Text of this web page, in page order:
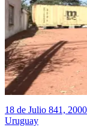
18 de Julio 841,
Uruguay